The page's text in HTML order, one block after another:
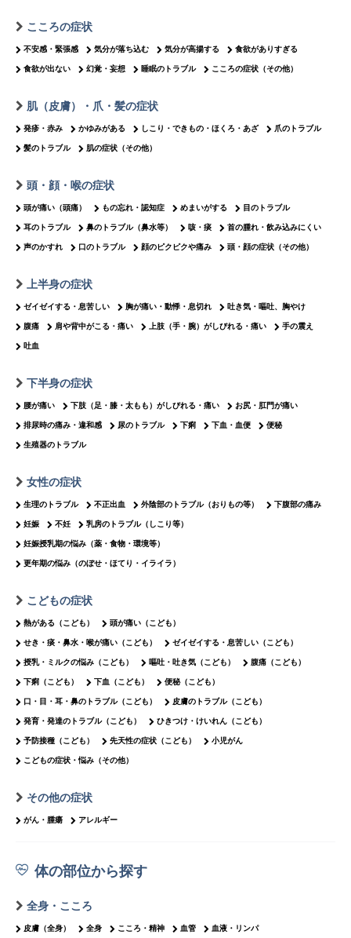
こころの症状
不安感・緊張感 気分が落ち込む 気分が高揚する 食欲がありすぎる
食欲が出ない 幻覚・妄想 睡眠のトラブル こころの症状（その他）
肌（皮膚）・爪・髪の症状
発疹・赤み かゆみがある しこり・できもの・ほくろ・あざ 爪のトラブル
髪のトラブル 肌の症状（その他）
頭・顔・喉の症状
頭が痛い（頭痛） もの忘れ・認知症 めまいがする 目のトラブル
耳のトラブル 鼻のトラブル（鼻水等） 咳・痰 首の腫れ・飲み込みにくい
声のかすれ 口のトラブル 顔のピクピクや痛み 頭・顔の症状（その他）
上半身の症状
ゼイゼイする・息苦しい 胸が痛い・動悸・息切れ 吐き気・嘔吐、胸やけ
腹痛 肩や背中がこる・痛い 上肢（手・腕）がしびれる・痛い 手の震え
吐血
下半身の症状
腰が痛い 下肢（足・膝・太もも）がしびれる・痛い お尻・肛門が痛い
排尿時の痛み・違和感 尿のトラブル 下痢 下血・血便 便秘
生殖器のトラブル
女性の症状
生理のトラブル 不正出血 外陰部のトラブル（おりもの等） 下腹部の痛み
妊娠 不妊 乳房のトラブル（しこり等）
妊娠授乳期の悩み（薬・食物・環境等）
更年期の悩み（のぼせ・ほてり・イライラ）
こどもの症状
熱がある（こども） 頭が痛い（こども）
せき・痰・鼻水・喉が痛い（こども） ゼイゼイする・息苦しい（こども）
授乳・ミルクの悩み（こども） 嘔吐・吐き気（こども） 腹痛（こども）
下痢（こども） 下血（こども） 便秘（こども）
口・目・耳・鼻のトラブル（こども） 皮膚のトラブル（こども）
発育・発達のトラブル（こども） ひきつけ・けいれん（こども）
予防接種（こども） 先天性の症状（こども） 小児がん
こどもの症状・悩み（その他）
その他の症状
がん・腫瘍 アレルギー
体の部位から探す
全身・こころ
皮膚（全身） 全身 こころ・精神 血管 血液・リンパ